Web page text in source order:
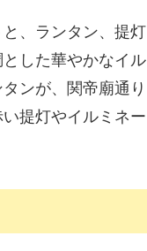
、ランタン、提灯
した華やかなイル
ンが、関帝廟通り
提灯やイルミネー